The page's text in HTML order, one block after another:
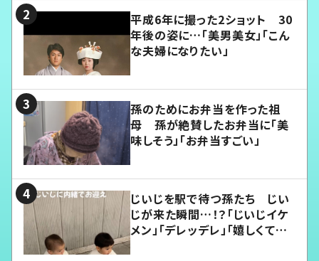
平成6年に撮った2ショット 30
年後の姿に…「美男美女」「こん
な夫婦になりたい」
孫のためにお弁当を作った祖
母 孫が絶賛したお弁当に「美
味しそう」「お弁当すごい」
じいじを駅で待つ孫たち じい
じが来た瞬間…！？「じいじイケ
メン」「デレッデレ」「嬉しくて可